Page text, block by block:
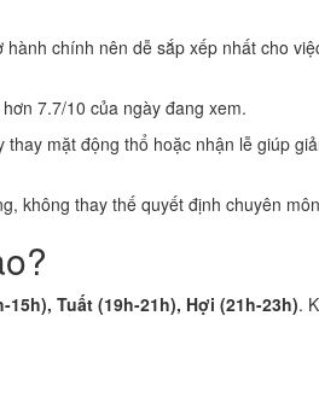
hành chính nên dễ sắp xếp nhất cho
7.7/10 của ngày đang xem.
mặt động thổ hoặc nhận lễ giúp
không thay thế quyết định chuyên
Tuất (19h-21h), Hợi (21h-23h).